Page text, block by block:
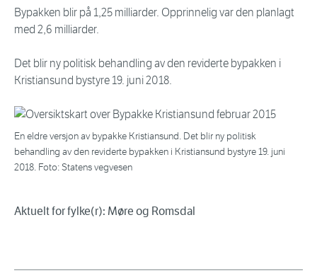
Bypakken blir på 1,25 milliarder. Opprinnelig var den planlagt
med 2,6 milliarder.
Det blir ny politisk behandling av den reviderte bypakken i
Kristiansund bystyre 19. juni 2018.
En eldre versjon av bypakke Kristiansund. Det blir ny politisk
behandling av den reviderte bypakken i Kristiansund bystyre 19. juni
2018. Foto: Statens vegvesen
Aktuelt for fylke(r): Møre og Romsdal